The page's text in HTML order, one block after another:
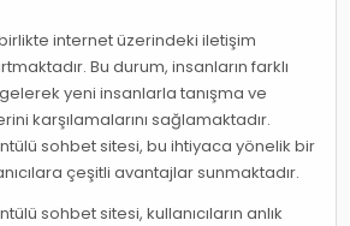
internet üzerindeki iletişim
Bu durum, insanların farklı
yeni insanlarla tanışma ve
karşılamalarını sağlamaktadır.
sohbet sitesi, bu ihtiyaca yönelik bir
çeşitli avantajlar sunmaktadır.
sohbet sitesi, kullanıcıların anlık